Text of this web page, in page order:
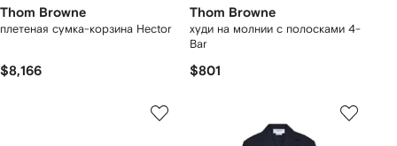
Thom Browne
плетеная сумка-корзина Hector
$8,166
Thom Browne
худи на молнии с полосками 4-
Bar
$801